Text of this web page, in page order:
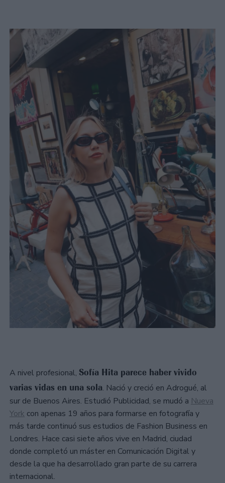
A nivel profesional, Sofía Hita parece haber vivido
varias vidas en una sola. Nació y creció en Adrogué, al
sur de Buenos Aires. Estudió Publicidad, se mudó a Nueva
York con apenas 19 años para formarse en fotografía y
más tarde continuó sus estudios de Fashion Business en
Londres. Hace casi siete años vive en Madrid, ciudad
donde completó un máster en Comunicación Digital y
desde la que ha desarrollado gran parte de su carrera
internacional.